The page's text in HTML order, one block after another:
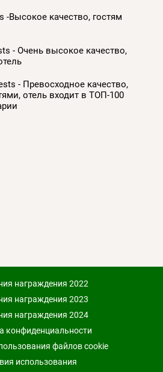
-Высокое качество, гостям
- Очень высокое качество,
- Превосходное качество,
отель входит в ТОП-100
награждения 2022
награждения 2023
награждения 2024
конфиденциальности
файлов cookie
использования